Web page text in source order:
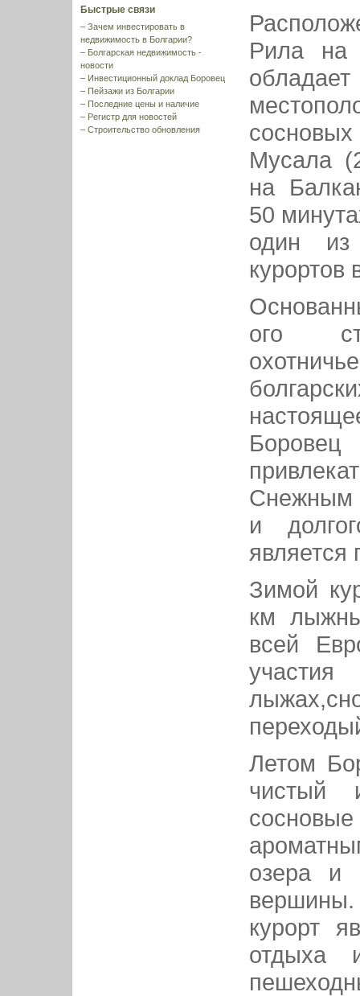
Быстрые связи
– Зачем инвестировать в
недвижимость в Болгарии?
– Болгарская недвижимость -
новости
– Инвестиционный доклад Боровец
– Пейзажи из Болгарии
– Последние цены и наличие
– Регистр для новостей
– Строительство обновления
Рила на
Мусала
на
50
один
курортов
ого
Снежным
и
является
Зимой
км
всей
Летом
чистый
озера и
курорт
отдыха